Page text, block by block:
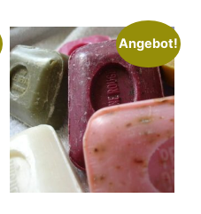
Angebot!